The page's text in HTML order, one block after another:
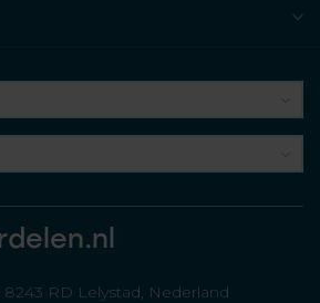
RD Lelystad, Nederland